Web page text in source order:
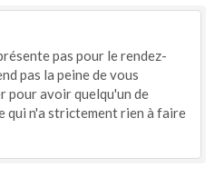
pas pour le rendez-
pas la peine de vous
pour avoir quelqu'un de
qui n'a strictement rien à faire